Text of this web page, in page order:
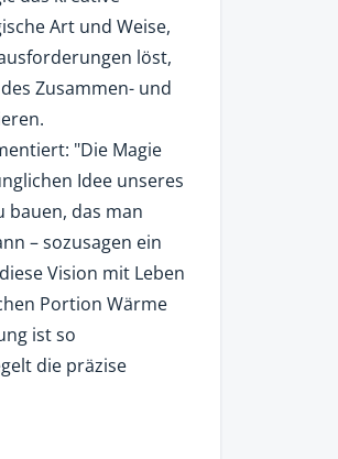
Art und Weise,
löst,
Zusammen- und
"Die Magie
Idee unseres
bauen, das man
– sozusagen ein
Vision mit Leben
Portion Wärme
ist so
die präzise